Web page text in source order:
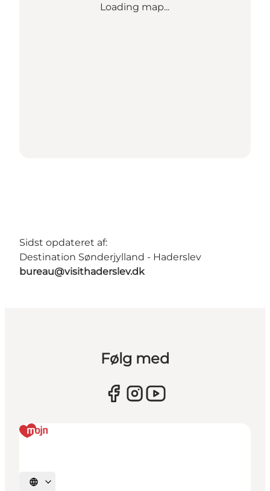
Loading map...
Sidst opdateret af:
Destination Sønderjylland - Haderslev
bureau@visithaderslev.dk
Følg med
Vælg sprog